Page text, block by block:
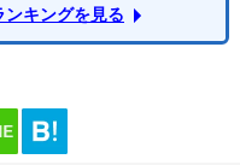
キングを見る